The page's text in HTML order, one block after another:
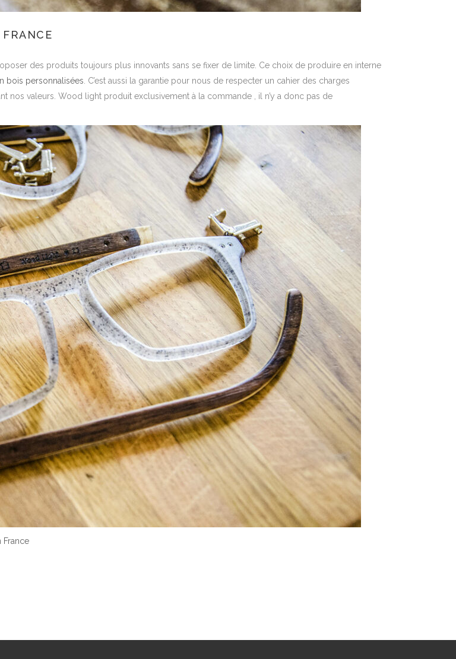
des produits toujours plus innovants sans se fixer de limite. Ce choix de produire en interne
bois personnalisées . C’est aussi la garantie pour nous de respecter un cahier des charges
nos valeurs. Wood light produit exclusivement à la commande , il n’y a donc pas de